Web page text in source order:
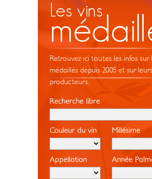
Les vins
Retrouvez ici toutes les infos sur
médaillés depuis 2005 et sur leurs
producteurs.
Recherche libre
Couleur du vin Millésime
Appellation Année